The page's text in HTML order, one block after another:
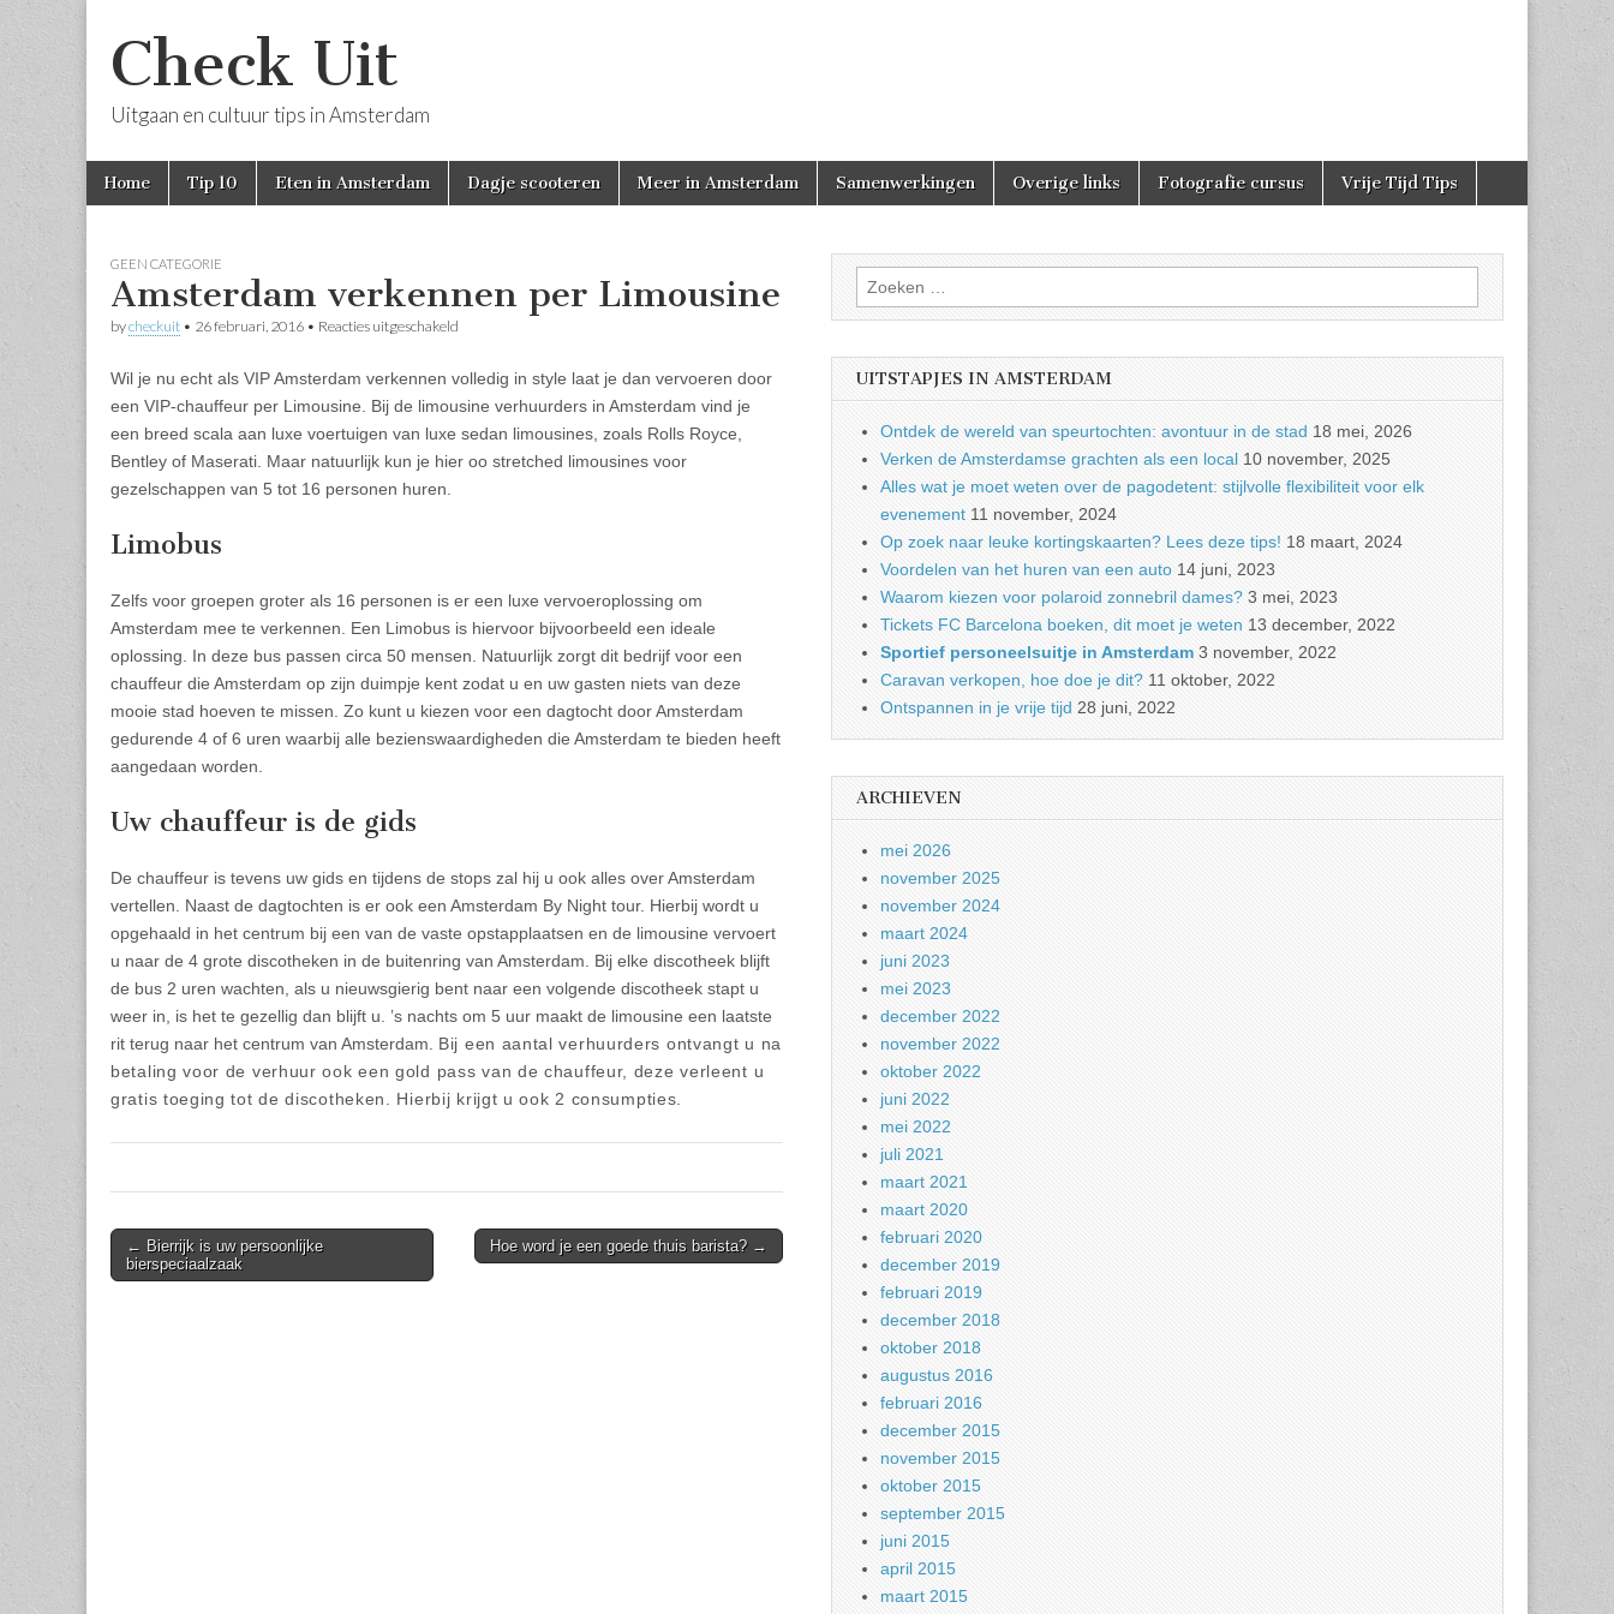
Check Uit
Uitgaan en cultuur tips in Amsterdam
Main
menu
Skip
Home Tip 10 Eten in Amsterdam Dagje scooteren Meer in Amsterdam Samenwerkingen Overige links Fotografie cursus Vrije Tijd Tips
GEEN CATEGORIE
Amsterdam verkennen per Limousine
bycheckuit • 26 februari, 2016 • Reacties uitgeschakeld
per
Limousine
Wil je nu echt als VIP Amsterdam verkennen volledig in style laat je dan vervoeren door
een VIP-chauffeur per Limousine. Bij de limousine verhuurders in Amsterdam vind je
een breed scala aan luxe voertuigen van luxe sedan limousines, zoals Rolls Royce,
Bentley of Maserati. Maar natuurlijk kun je hier oo stretched limousines voor
gezelschappen van 5 tot 16 personen huren.
Limobus
Zelfs voor groepen groter als 16 personen is er een luxe vervoeroplossing om
Amsterdam mee te verkennen. Een Limobus is hiervoor bijvoorbeeld een ideale
oplossing. In deze bus passen circa 50 mensen. Natuurlijk zorgt dit bedrijf voor een
chauffeur die Amsterdam op zijn duimpje kent zodat u en uw gasten niets van deze
mooie stad hoeven te missen. Zo kunt u kiezen voor een dagtocht door Amsterdam
gedurende 4 of 6 uren waarbij alle bezienswaardigheden die Amsterdam te bieden heeft
aangedaan worden.
Uw chauffeur is de gids
De chauffeur is tevens uw gids en tijdens de stops zal hij u ook alles over Amsterdam
vertellen. Naast de dagtochten is er ook een Amsterdam By Night tour. Hierbij wordt u
opgehaald in het centrum bij een van de vaste opstapplaatsen en de limousine vervoert
u naar de 4 grote discotheken in de buitenring van Amsterdam. Bij elke discotheek blijft
de bus 2 uren wachten, als u nieuwsgierig bent naar een volgende discotheek stapt u
weer in, is het te gezellig dan blijft u. ’s nachts om 5 uur maakt de limousine een laatste
rit terug naar het centrum van Amsterdam. Bij een aantal verhuurders ontvangt u na
betaling voor de verhuur ook een gold pass van de chauffeur, deze verleent u
gratis toeging tot de discotheken. Hierbij krijgt u ook 2 consumpties.
Post
navigation
← Bierrijk is uw persoonlijke
bierspeciaalzaak
Hoe word je een goede thuis barista? →
Zoeken
naar:
UITSTAPJES IN AMSTERDAM
Ontdek de wereld van speurtochten: avontuur in de stad 18 mei, 2026
Verken de Amsterdamse grachten als een local 10 november, 2025
Alles wat je moet weten over de pagodetent: stijlvolle flexibiliteit voor elk
evenement 11 november, 2024
Op zoek naar leuke kortingskaarten? Lees deze tips! 18 maart, 2024
Voordelen van het huren van een auto 14 juni, 2023
Waarom kiezen voor polaroid zonnebril dames? 3 mei, 2023
Tickets FC Barcelona boeken, dit moet je weten 13 december, 2022
Sportief personeelsuitje in Amsterdam 3 november, 2022
Caravan verkopen, hoe doe je dit? 11 oktober, 2022
Ontspannen in je vrije tijd 28 juni, 2022
ARCHIEVEN
mei 2026
november 2025
november 2024
maart 2024
juni 2023
mei 2023
december 2022
november 2022
oktober 2022
juni 2022
mei 2022
juli 2021
maart 2021
maart 2020
februari 2020
december 2019
februari 2019
december 2018
oktober 2018
augustus 2016
februari 2016
december 2015
november 2015
oktober 2015
september 2015
juni 2015
april 2015
maart 2015